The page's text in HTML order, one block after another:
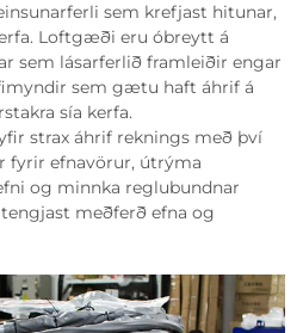
sem krefjast hitunar,
Loftgæði eru óbreytt á
sem lásarferlið framleiðir engar
sem gætu haft áhrif á
sía kerfa.
strax áhrif reknings með því
fyrir efnavörur, útrýma
og minnka reglubundnar
meðferð efna og